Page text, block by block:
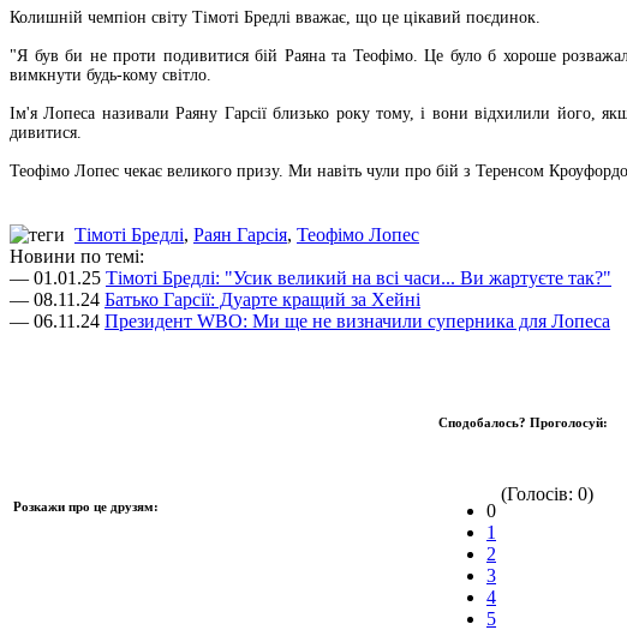
Колишній чемпіон світу Тімоті Бредлі вважає, що це цікавий поєдинок.
"Я був би не проти подивитися бій Раяна та Теофімо. Це було б хороше
вимкнути будь-кому світло.
Ім'я Лопеса називали Раяну Гарсії близько року тому, і вони відхилили його,
дивитися.
Теофімо Лопес чекає великого призу. Ми навіть чули про бій з Теренсом
Тімоті Бредлі, Раян Гарсія, Теофімо Лопес
Новини по темі:
— 01.01.25 Тімоті Бредлі: "Усик великий на всі часи... Ви жартуєте так?"
— 08.11.24 Батько Гарсії: Дуарте кращий за Хейні
— 06.11.24 Президент WBO: Ми ще не визначили суперника для Лопеса
Розкажи про це друзям:
Сподобалось? Проголосуй:
0
1
2
3
4
5
(Голосів: 0)